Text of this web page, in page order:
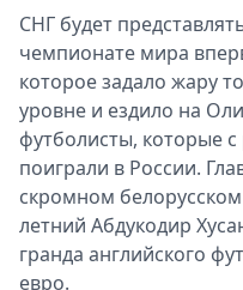
СНГ будет
чемпионате мира
которое задало жару
уровне и ездило на
футболисты, которые
поиграли в России.
скромном
летний Абдукодир
гранда английского
евро.